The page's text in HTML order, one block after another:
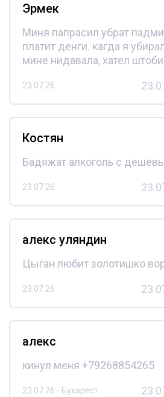
Эрмек
Миня папрасил убрат
платит денги. кагда я
мине нидавала, хател
23.07.26
Костян
Бадяжат алкоголь с
23.07.26
алекс уляндин
Цыган любит золотишко
23.07.26
алекс
кинул меня +79268854265
23.07.26 - Бухарест